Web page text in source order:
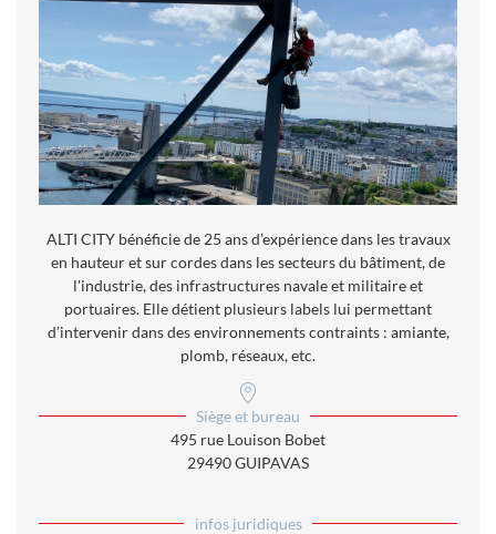
ALTI CITY bénéficie de 25 ans d’expérience dans les travaux
en hauteur et sur cordes dans les secteurs du bâtiment, de
l'industrie, des infrastructures navale et militaire et
portuaires. Elle détient plusieurs labels lui permettant
d’intervenir dans des environnements contraints : amiante,
plomb, réseaux, etc.
Siège et bureau
495 rue Louison Bobet
29490 GUIPAVAS
infos juridiques